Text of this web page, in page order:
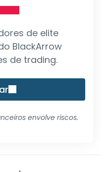
de elite
BlackArrow
de trading.
envolve riscos.